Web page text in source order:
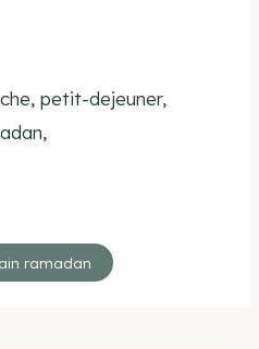
petit-dejeuner,
ramadan